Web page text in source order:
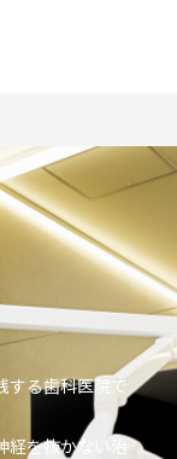
する歯科医院で
経を抜かない治